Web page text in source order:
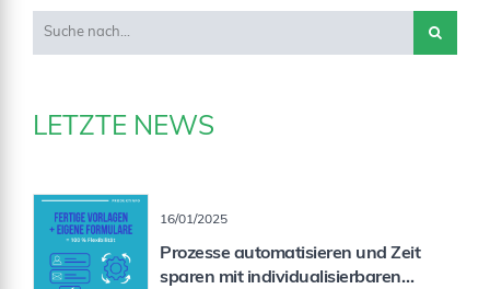
LETZTE NEWS
16/01/2025
Prozesse automatisieren und Zeit
sparen mit individualisierbaren